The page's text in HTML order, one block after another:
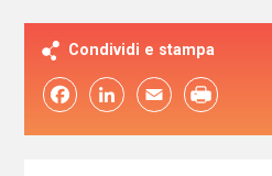
Condividi e stampa
FacebookLinkedIn Email